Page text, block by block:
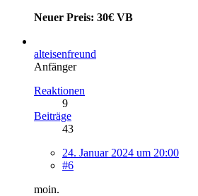
Neuer Preis: 30€ VB
alteisenfreund
Anfänger
Reaktionen
9
Beiträge
43
24. Januar 2024 um 20:00
#6
moin.